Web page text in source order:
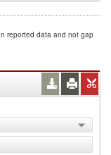
reported data and not gap